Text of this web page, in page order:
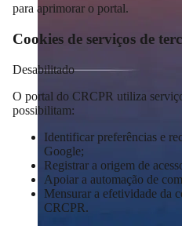
para aprimorar o portal.
Cookies de serviços de
Desabilitado
O portal do CRCPR utiliza
possibilitam:
Identificar preferências e
Google;
Registrar a origem de
Apoiar a automação de
Mensurar a efetividade da
CRCPR.